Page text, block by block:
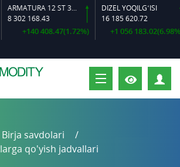
ARMATURA 12 ST 35 GS O‘LCHAMLI
408.47(1.72%)
DIZEL YOQILG‘ISI
16 185 620.72
+1 056 183.02(6.98%)
Birja savdolari
qo'yish jadvallari